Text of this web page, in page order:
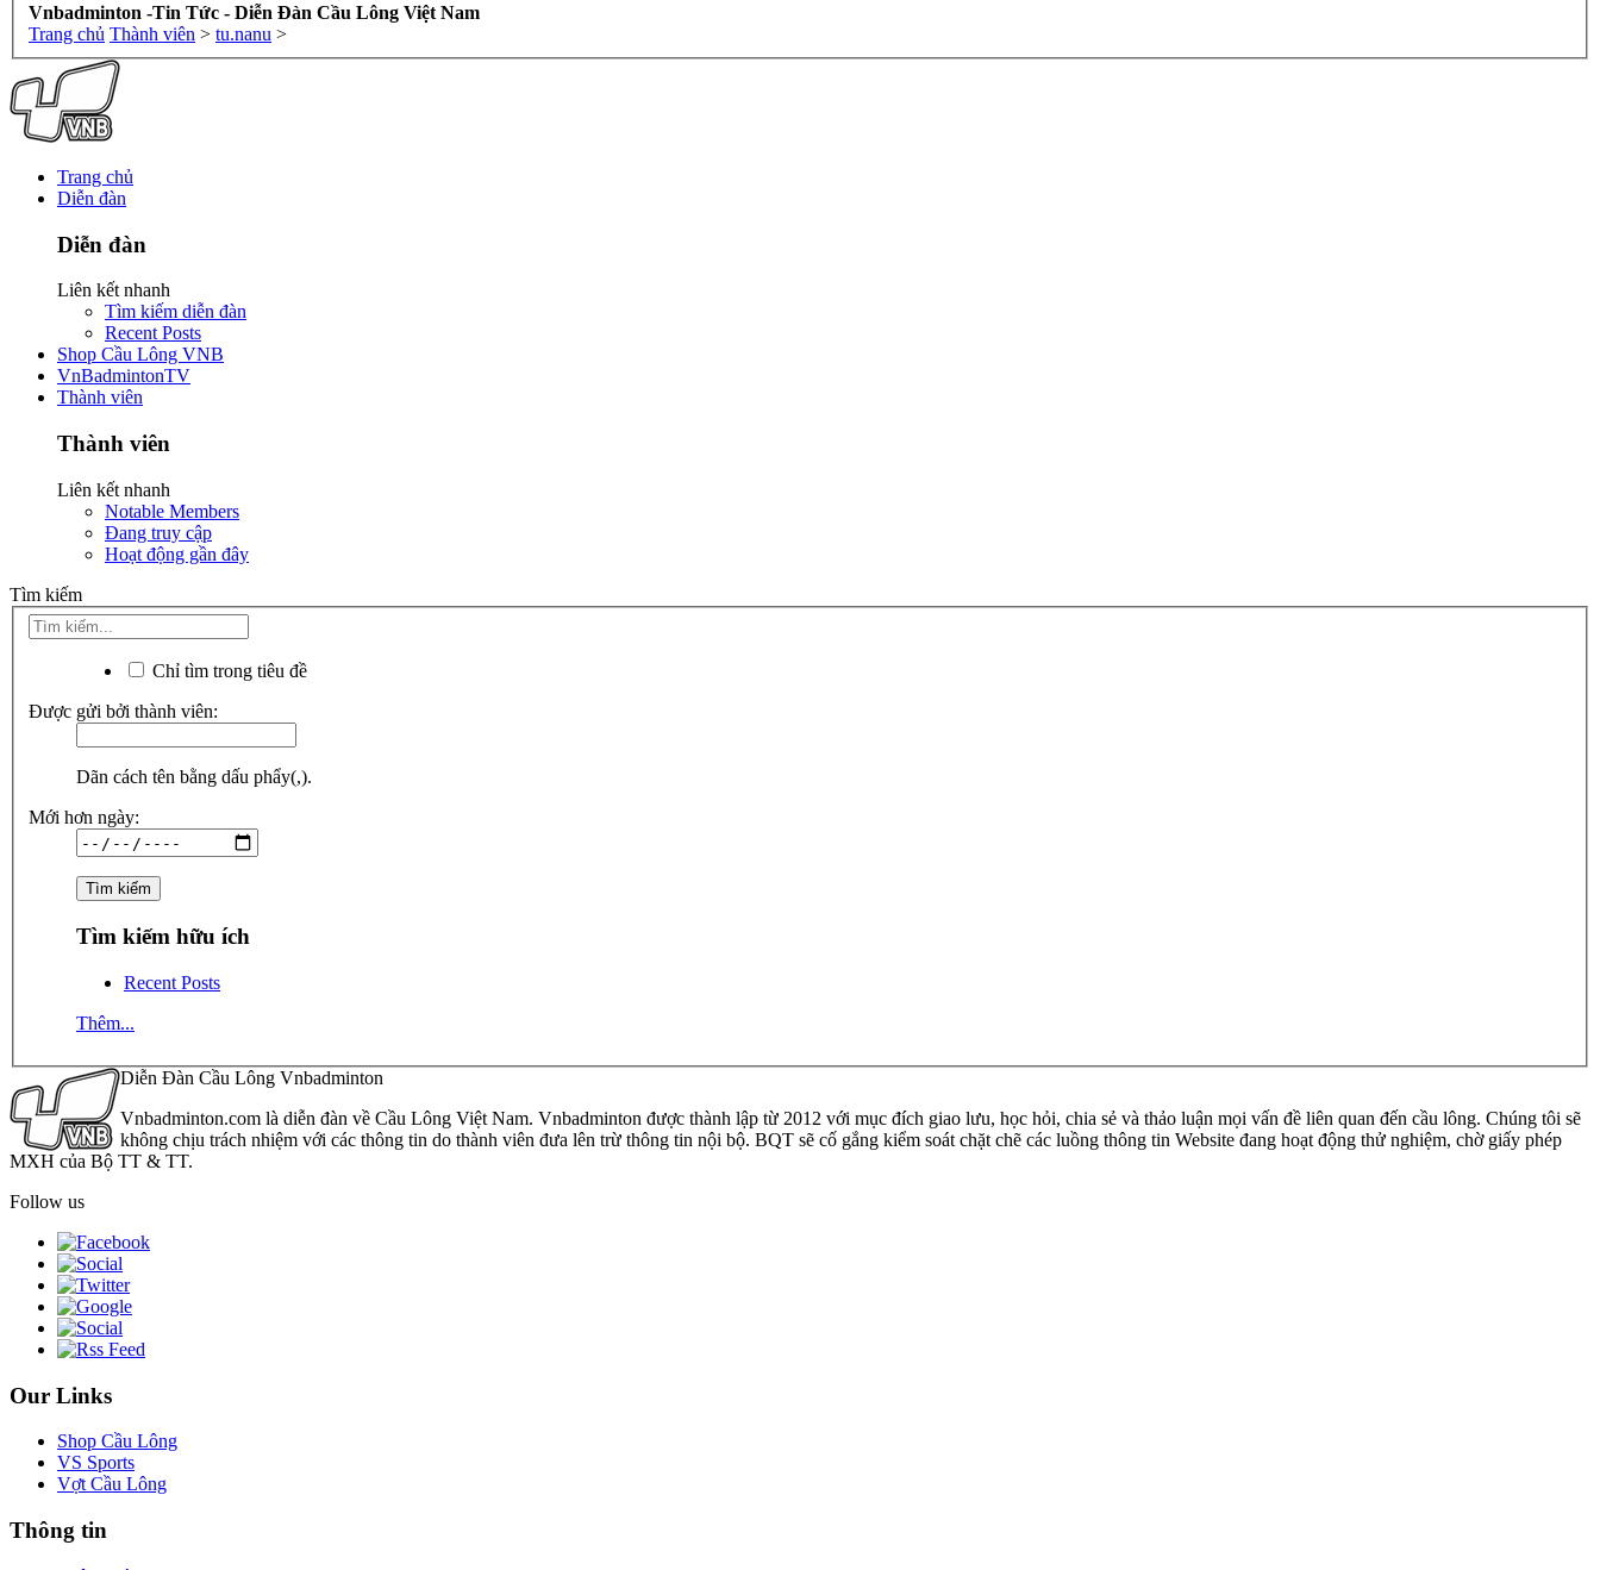
Vnbadminton -Tin Tức - Diễn Đàn Cầu Lông Việt Nam
Trang chủ Thành viên > tu.nanu >
Trang chủ
Diễn đàn
Diễn đàn
Liên kết nhanh
Tìm kiếm diễn đàn
Recent Posts
Shop Cầu Lông VNB
VnBadmintonTV
Thành viên
Thành viên
Liên kết nhanh
Notable Members
Đang truy cập
Hoạt động gần đây
Tìm kiếm
Chỉ tìm trong tiêu đề
Được gửi bởi thành viên:
Dãn cách tên bằng dấu phẩy(,).
Mới hơn ngày:
Tìm kiếm hữu ích
Recent Posts
Thêm...
Diễn Đàn Cầu Lông Vnbadminton
Vnbadminton.com là diễn đàn về Cầu Lông Việt Nam. Vnbadminton được thành lập từ 2012 với mục đích giao lưu, học hỏi, chia sẻ và thảo luận mọi vấn đề liên quan đến cầu lông. Chúng tôi sẽ
không chịu trách nhiệm với các thông tin do thành viên đưa lên trừ thông tin nội bộ. BQT sẽ cố gắng kiểm soát chặt chẽ các luồng thông tin Website đang hoạt động thử nghiệm, chờ giấy phép
MXH của Bộ TT & TT.
Follow us
Our Links
Shop Cầu Lông
VS Sports
Vợt Cầu Lông
Thông tin